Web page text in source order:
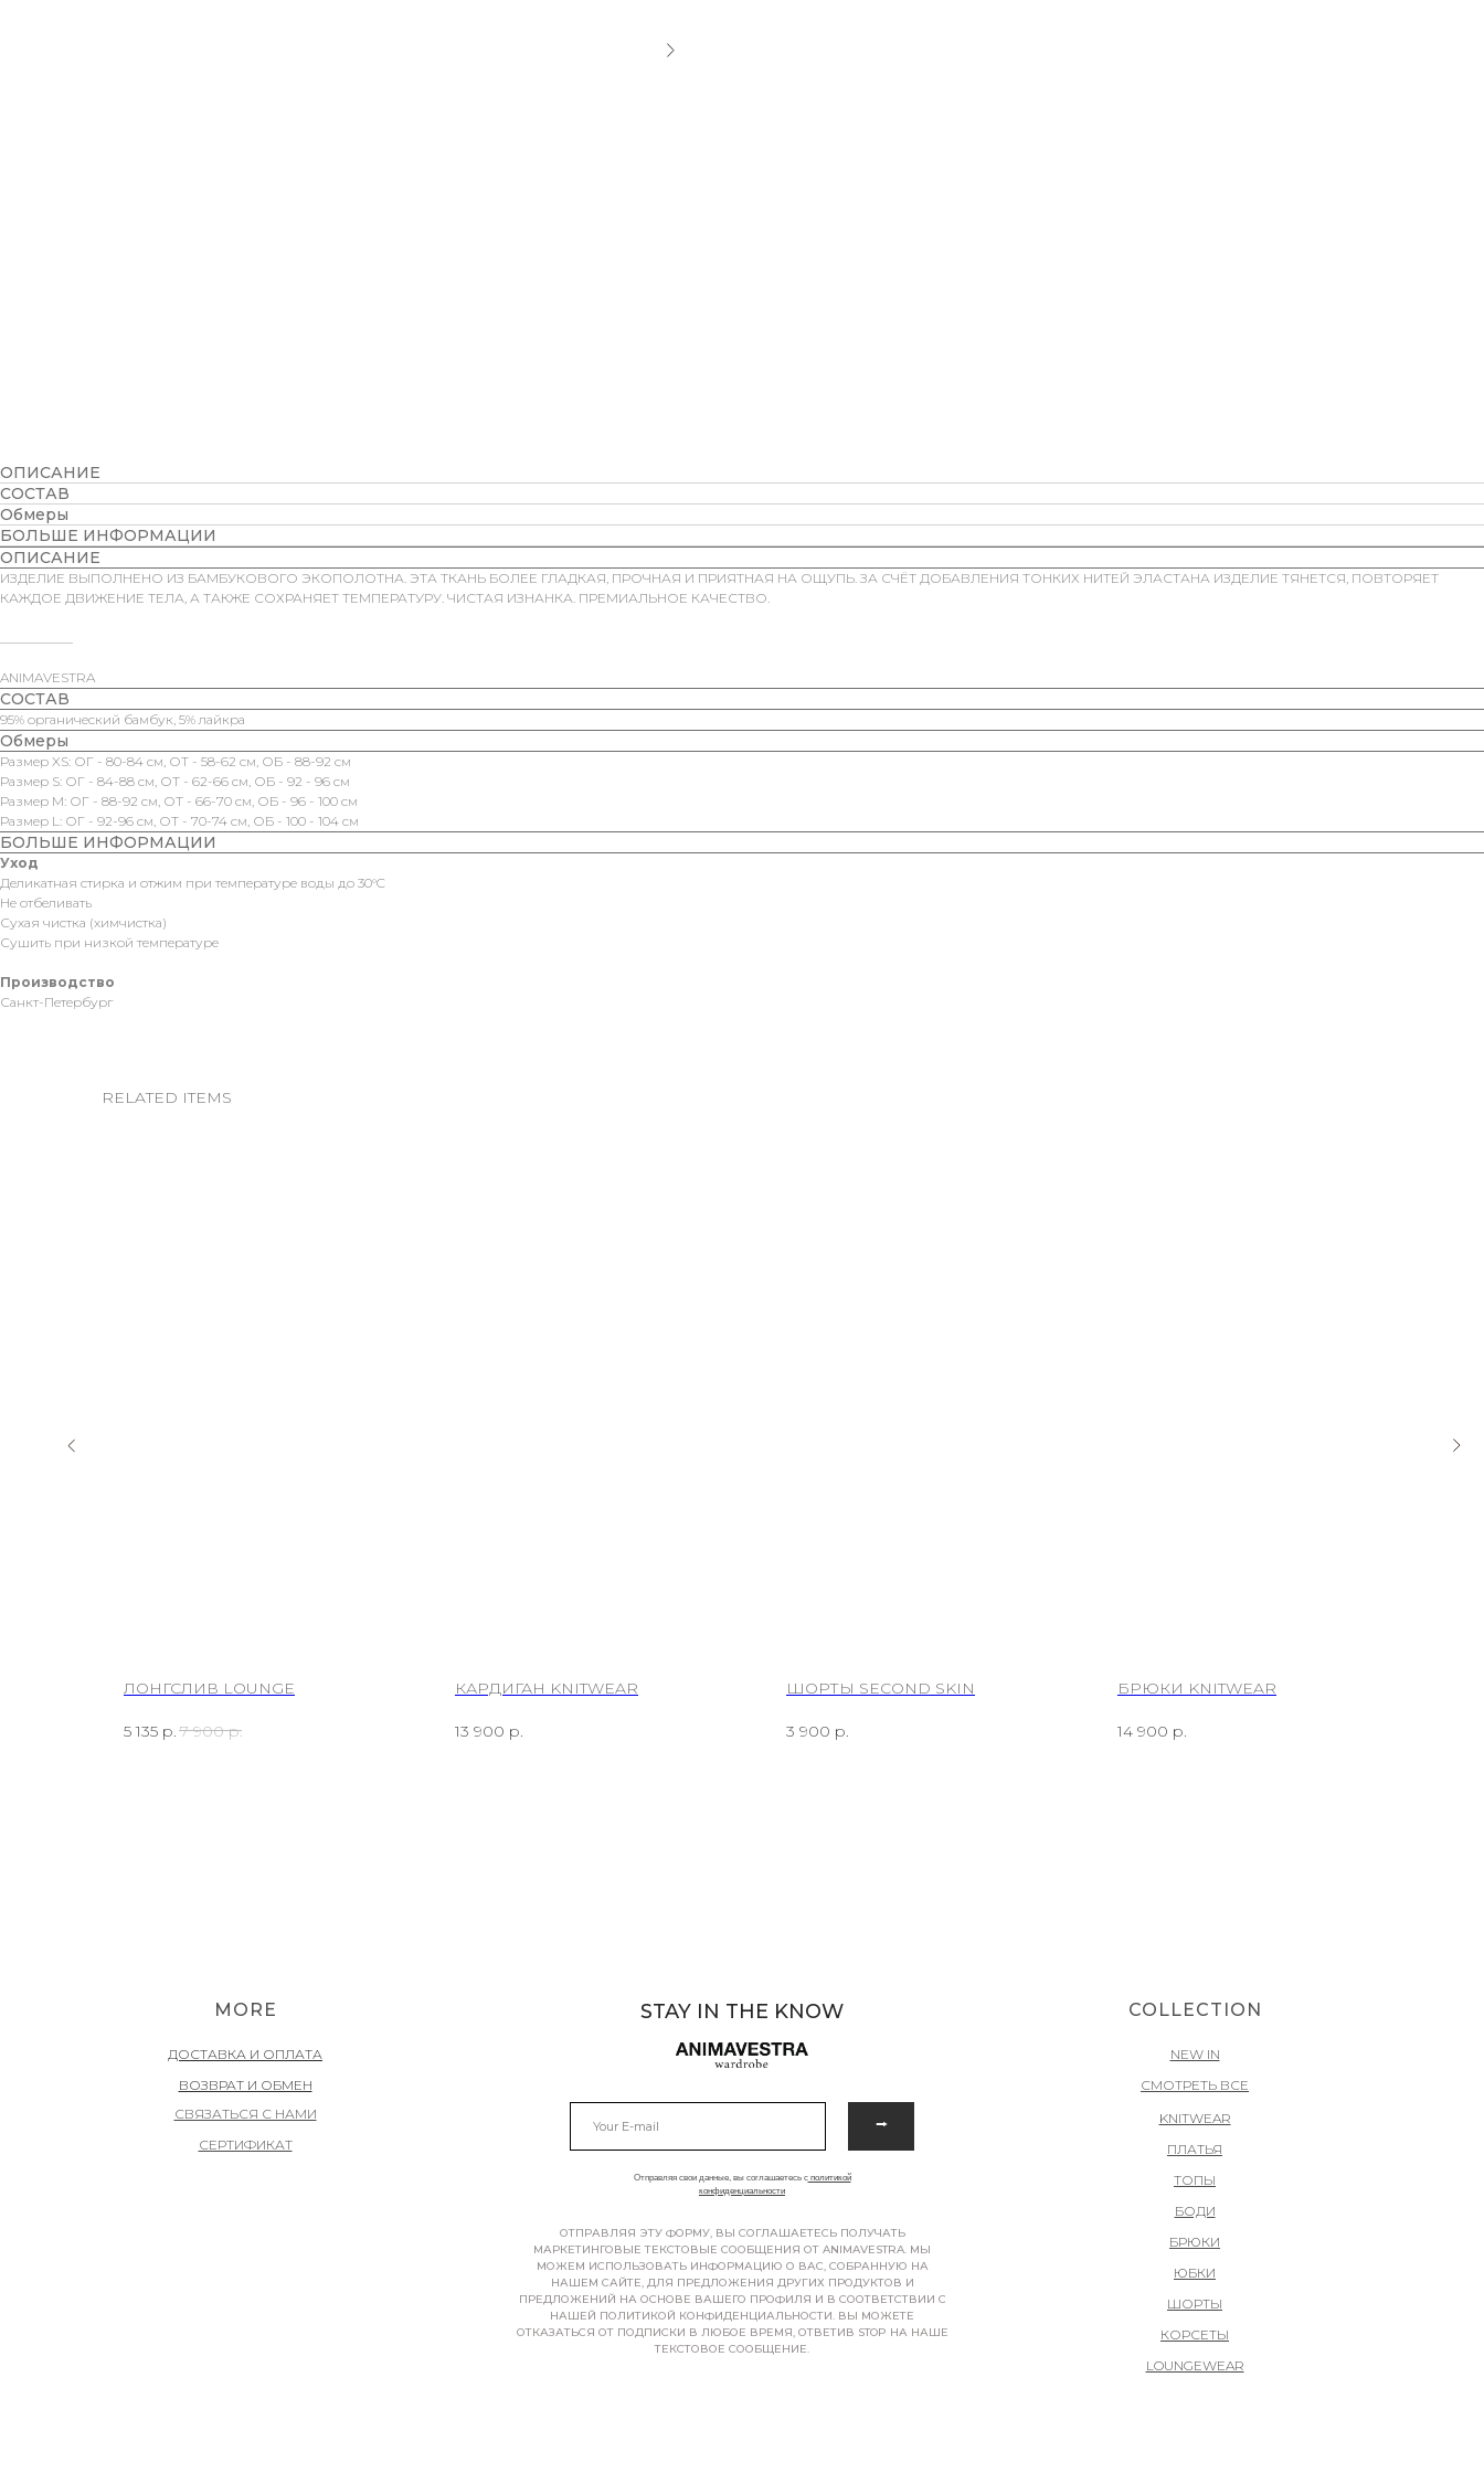
ОПИСАНИЕ
СОСТАВ
Обмеры
БОЛЬШЕ ИНФОРМАЦИИ
ОПИСАНИЕ
ИЗДЕЛИЕ ВЫПОЛНЕНО ИЗ БАМБУКОВОГО ЭКОПОЛОТНА. ЭТА ТКАНЬ БОЛЕЕ ГЛАДКАЯ, ПРОЧНАЯ И ПРИЯТНАЯ НА ОЩУПЬ. ЗА СЧЁТ ДОБАВЛЕНИЯ ТОНКИХ НИТЕЙ ЭЛАСТАНА ИЗДЕЛИЕ ТЯНЕТСЯ, ПОВТОРЯЕТ
КАЖДОЕ ДВИЖЕНИЕ ТЕЛА, А ТАКЖЕ СОХРАНЯЕТ ТЕМПЕРАТУРУ. ЧИСТАЯ ИЗНАНКА. ПРЕМИАЛЬНОЕ КАЧЕСТВО.
ANIMAVESTRA
СОСТАВ
95% органический бамбук, 5% лайкра
Обмеры
Размер XS: ОГ - 80-84 см, ОТ - 58-62 см, ОБ - 88-92 см
Размер S: ОГ - 84-88 см, ОТ - 62-66 см, ОБ - 92 - 96 см
Размер M: ОГ - 88-92 см, ОТ - 66-70 см, ОБ - 96 - 100 см
Размер L: ОГ - 92-96 см, ОТ - 70-74 см, ОБ - 100 - 104 см
БОЛЬШЕ ИНФОРМАЦИИ
Уход
Деликатная стирка и отжим при температуре воды до 30°C
Не отбеливать
Сухая чистка (химчистка)
Сушить при низкой температуре
Производство
Санкт-Петербург
RELATED ITEMS
ЛОНГСЛИВ LOUNGE
5 135 р. 7 900 р.
КАРДИГАН KNITWEAR
13 900 р.
ШОРТЫ SECOND SKIN
3 900 р.
БРЮКИ KNITWEAR
14 900 р.
MORE
ДОСТАВКА И ОПЛАТА
ВОЗВРАТ И ОБМЕН
COLLECTION
NEW IN
СМОТРЕТЬ ВСЕ
ПЛАТЬЯ
KNITWEAR
ТОПЫ
БОДИ
БРЮКИ
ЮБКИ
КОРСЕТЫ
LOUNGEWEAR
ШОРТЫ
СВЯЗАТЬСЯ С НАМИ
СЕРТИФИКАТ
⭢
Отправляя свои данные, вы соглашаетесь сполитикой
конфиденциальности
STAY IN THE KNOW
ОТПРАВЛЯЯ ЭТУ ФОРМУ, ВЫ СОГЛАШАЕТЕСЬ ПОЛУЧАТЬ
МАРКЕТИНГОВЫЕ ТЕКСТОВЫЕ СООБЩЕНИЯ ОТ ANIMAVESTRA. МЫ
МОЖЕМ ИСПОЛЬЗОВАТЬ ИНФОРМАЦИЮ О ВАС, СОБРАННУЮ НА
НАШЕМ САЙТЕ, ДЛЯ ПРЕДЛОЖЕНИЯ ДРУГИХ ПРОДУКТОВ И
ПРЕДЛОЖЕНИЙ НА ОСНОВЕ ВАШЕГО ПРОФИЛЯ И В СООТВЕТСТВИИ С
НАШЕЙ ПОЛИТИКОЙ КОНФИДЕНЦИАЛЬНОСТИ. ВЫ МОЖЕТЕ
ОТКАЗАТЬСЯ ОТ ПОДПИСКИ В ЛЮБОЕ ВРЕМЯ, ОТВЕТИВ STOP НА НАШЕ
ТЕКСТОВОЕ СООБЩЕНИЕ.